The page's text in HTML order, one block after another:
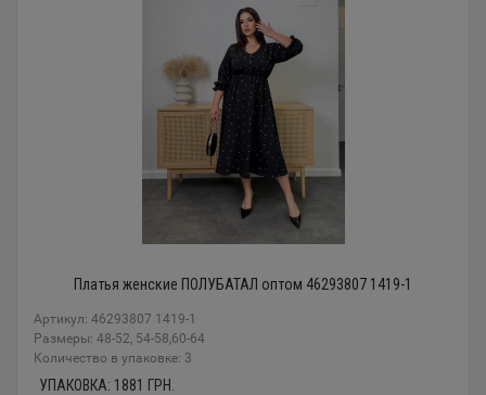
Платья женские ПОЛУБАТАЛ оптом 46293807 1419-1
Артикул: 46293807 1419-1
Размеры: 48-52, 54-58,60-64
Количество в упаковке: 3
УПАКОВКА: 1881 ГРН.